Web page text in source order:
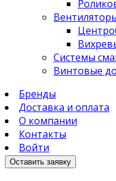
Системы
Винтовые
Бренды
Доставка и оплата
О компании
Контакты
Войти
Оставить заявку